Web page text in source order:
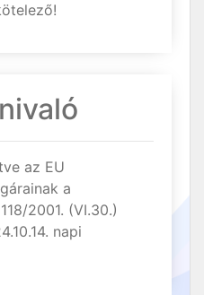
az EU
a
2001. (VI.30.)
napi